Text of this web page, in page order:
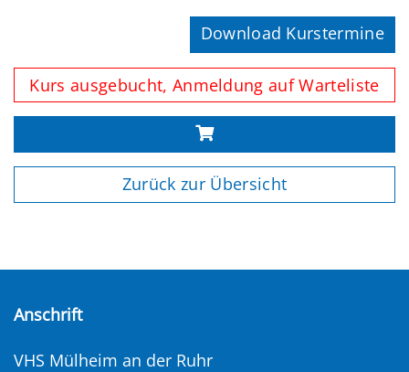
Download Kurstermine
Kurs ausgebucht, Anmeldung auf Warteliste
Zurück zur Übersicht
Anschrift
VHS Mülheim an der Ruhr